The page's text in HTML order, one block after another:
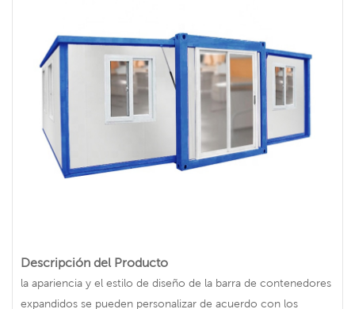
Descripción del Producto
la apariencia y el estilo de diseño de la barra de contenedores
expandidos se pueden personalizar de acuerdo con los